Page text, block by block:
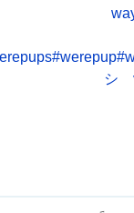
#werepup
シ゚